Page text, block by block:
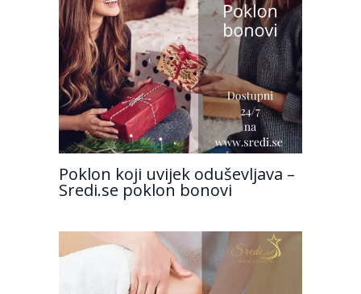
Poklon koji uvijek oduševljava –
Sredi.se poklon bonovi